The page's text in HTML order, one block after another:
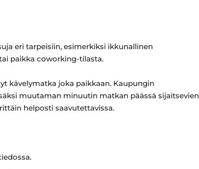
eri tarpeisiin, esimerkiksi ikkunallinen
paikka coworking-tilasta.
kävelymatka joka paikkaan. Kaupungin
muutaman minuutin matkan päässä sijaitsevien
helposti saavutettavissa.